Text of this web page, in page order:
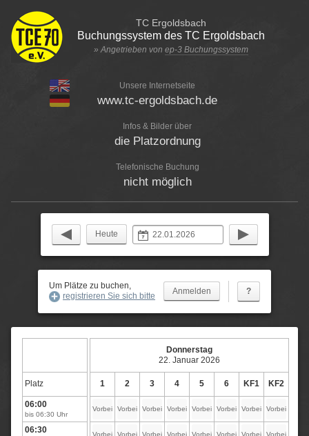
TC Ergoldsbach
Buchungssystem des TC Ergoldsbach
» Angetrieben von ep-3 Buchungssystem
Unsere Internetseite
www.tc-ergoldsbach.de
Infos & Bilder über
die Platzordnung
Telefonische Buchung
nicht möglich
Heute
Um Plätze zu buchen,
registrieren Sie sich bitte
?
Platz
06:00
bis 06:30 Uhr
06:30
Donnerstag
22. Januar 2026
1 2 3 4 5 6 KF1 KF2
Vorbei Vorbei Vorbei Vorbei Vorbei Vorbei Vorbei Vorbei
Vorbei Vorbei Vorbei Vorbei Vorbei Vorbei Vorbei Vorbei